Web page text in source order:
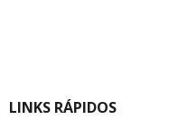
LINKS RÁPIDOS